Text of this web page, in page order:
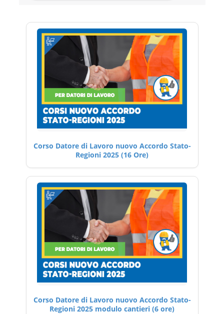
Corso Datore di Lavoro nuovo Accordo Stato-
Regioni 2025 (16 Ore)
Corso Datore di Lavoro nuovo Accordo Stato-
Regioni 2025 modulo cantieri (6 ore)